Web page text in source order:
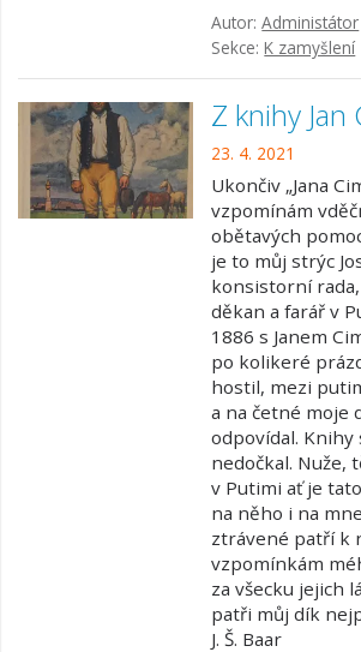
Autor:Administátor
Sekce: K zamyšlení
Z knihy Jan
23. 4. 2021
Ukončiv „Jana
vzpomínám
obětavých
je to můj strýc
konsistorní
děkan a farář v
1886 s Janem
po kolikeré
hostil, mezi
a na četné moje
odpovídal. Knihy
nedočkal. Nuže,
v Putimi ať je
na něho i na
ztrávené patří k
vzpomínkám
za všecku jejich
patři můj dík
J. Š. Baar